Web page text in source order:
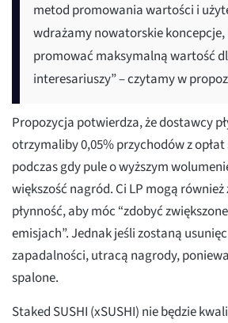
metod promowania wartości i
wdrażamy nowatorskie
promować maksymalną wartość
interesariuszy” – czytamy w
Propozycja potwierdza, że dostawcy
otrzymaliby 0,05% przychodów z
podczas gdy pule o wyższym
większość nagród. Ci LP mogą
płynność, aby móc “zdobyć
emisjach”. Jednak jeśli zostaną
zapadalności, utracą nagrody,
spalone.
Staked SUSHI (xSUSHI) nie będzie